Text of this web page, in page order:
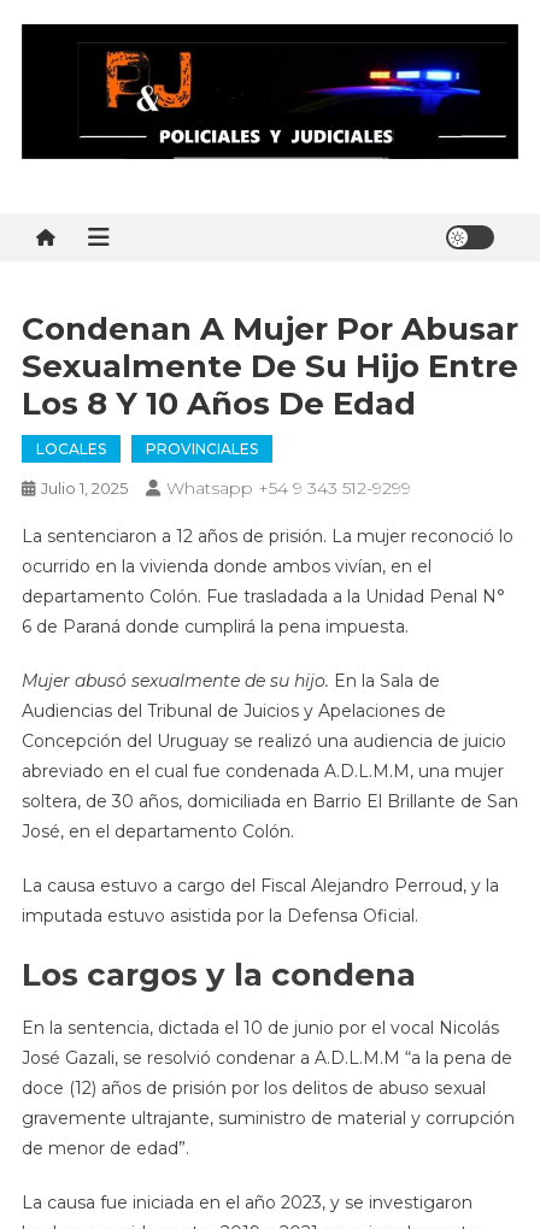
Condenan A Mujer Por Abusar
Sexualmente De Su Hijo Entre
Los 8 Y 10 Años De Edad
LOCALES PROVINCIALES
Julio 1, 2025 Whatsapp +54 9 343 512-9299
La sentenciaron a 12 años de prisión. La mujer reconoció lo
ocurrido en la vivienda donde ambos vivían, en el
departamento Colón. Fue trasladada a la Unidad Penal N°
6 de Paraná donde cumplirá la pena impuesta.
Mujer abusó sexualmente de su hijo. En la Sala de
Audiencias del Tribunal de Juicios y Apelaciones de
Concepción del Uruguay se realizó una audiencia de juicio
abreviado en el cual fue condenada A.D.L.M.M, una mujer
soltera, de 30 años, domiciliada en Barrio El Brillante de San
José, en el departamento Colón.
La causa estuvo a cargo del Fiscal Alejandro Perroud, y la
imputada estuvo asistida por la Defensa Oficial.
Los cargos y la condena
En la sentencia, dictada el 10 de junio por el vocal Nicolás
José Gazali, se resolvió condenar a A.D.L.M.M “a la pena de
doce (12) años de prisión por los delitos de abuso sexual
gravemente ultrajante, suministro de material y corrupción
de menor de edad”.
La causa fue iniciada en el año 2023, y se investigaron